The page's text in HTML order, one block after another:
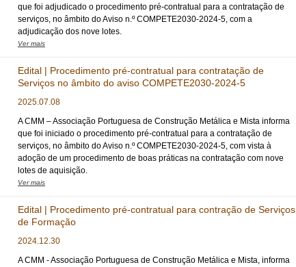
que foi adjudicado o procedimento pré-contratual para a contratação de
serviços, no âmbito do Aviso n.º COMPETE2030-2024-5, com a
adjudicação dos nove lotes.
Ver mais
Edital | Procedimento pré-contratual para contratação de
Serviços no âmbito do aviso COMPETE2030-2024-5
2025.07.08
A CMM – Associação Portuguesa de Construção Metálica e Mista informa
que foi iniciado o procedimento pré-contratual para a contratação de
serviços, no âmbito do Aviso n.º COMPETE2030-2024-5, com vista à
adoção de um procedimento de boas práticas na contratação com nove
lotes de aquisição.
Ver mais
Edital | Procedimento pré-contratual para contração de Serviços
de Formação
2024.12.30
A CMM - Associação Portuguesa de Construção Metálica e Mista, informa